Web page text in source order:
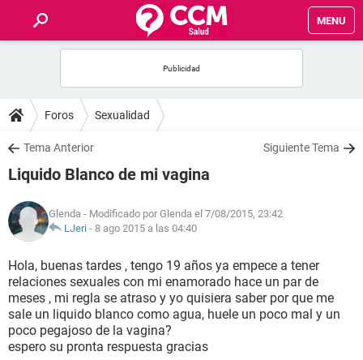
MENU
FOROS
SALUD
FAMILIA
NUTRICIÓN
BIENESTAR
SEXUALIDAD
GLOSARIO
Foros Sexualidad
Tema Anterior Siguiente Tema
Liquido Blanco de mi vagina
Glenda - Modificado por Glenda el 7/08/2015, 23:42
LJeri - 8 ago 2015 a las 04:40
Hola, buenas tardes , tengo 19 años ya empece a tener
relaciones sexuales con mi enamorado hace un par de
meses , mi regla se atraso y yo quisiera saber por que me
sale un liquido blanco como agua, huele un poco mal y un
poco pegajoso de la vagina?
espero su pronta respuesta gracias